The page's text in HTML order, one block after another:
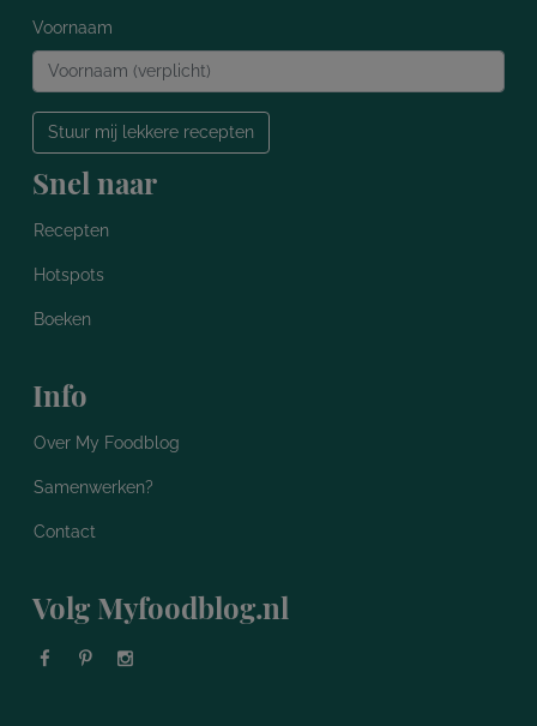
Voornaam
Stuur mij lekkere recepten
Snel naar
Recepten
Hotspots
Boeken
Info
Over My Foodblog
Samenwerken?
Contact
Volg Myfoodblog.nl